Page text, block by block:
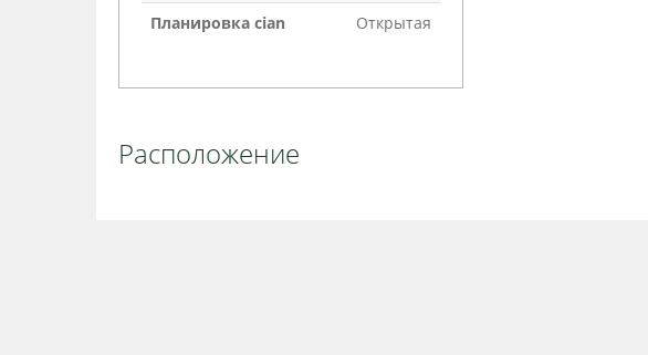
Планировка cian
Открытая
Расположение